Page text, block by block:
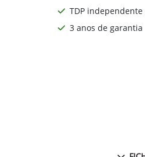
TDP independente
3 anos de garantia